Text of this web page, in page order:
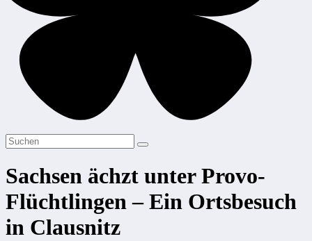
Sachsen ächzt unter Provo-
Flüchtlingen – Ein Ortsbesuch
in Clausnitz